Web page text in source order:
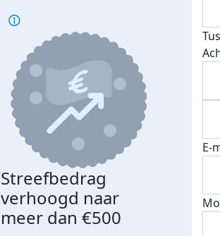
Streefbedrag
verhoogd naar
meer dan €500
E-